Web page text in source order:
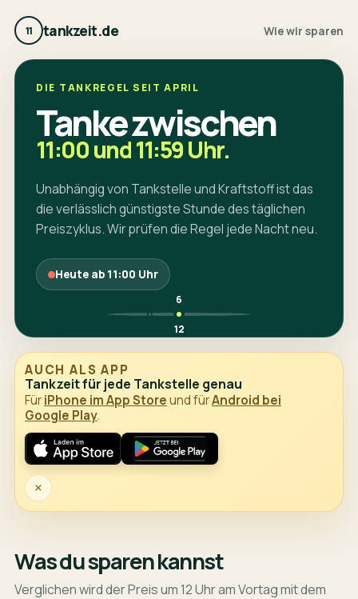
11 tankzeit.de Wie wir sparen
DIE TANKREGEL SEIT APRIL
Tanke zwischen
11:00 und 11:59 Uhr.
Unabhängig von Tankstelle und Kraftstoff ist das
die verlässlich günstigste Stunde des täglichen
Preiszyklus. Wir prüfen die Regel jede Nacht neu.
Heute ab 11:00 Uhr
12
11
6
AUCH ALS APP
Tankzeit für jede Tankstelle genau
FüriPhone im App Storeund fürAndroid bei
Google Play.
×
Was du sparen kannst
Verglichen wird der Preis um 12 Uhr am Vortag mit dem